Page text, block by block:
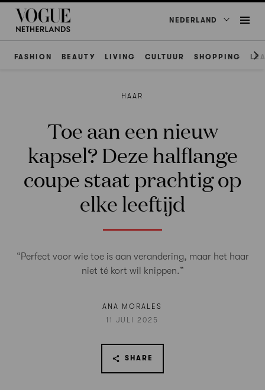
NEDERLAND
FASHION BEAUTY LIVING CULTUUR SHOPPING
HAAR
Toe aan een nieuw
kapsel? Deze halflange
coupe staat prachtig op
elke leeftijd
“Perfect voor wie toe is aan verandering, maar het haar
niet té kort wil knippen.”
ANA MORALES
11 JULI 2025
SHARE